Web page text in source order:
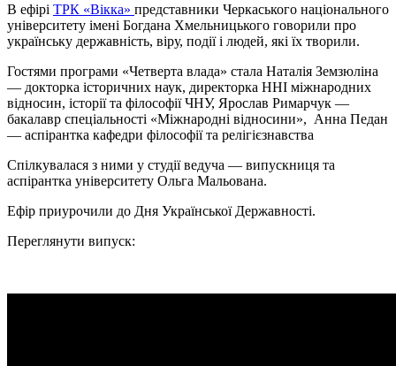
В ефірі ТРК «Вікка» представники Черкаського національного
університету імені Богдана Хмельницького говорили про
українську державність, віру, події і людей, які їх творили.
Гостями програми «Четверта влада» стала Наталія Земзюліна
— докторка історичних наук, директорка ННІ міжнародних
відносин, історії та філософії ЧНУ, Ярослав Римарчук —
бакалавр спеціальності «Міжнародні відносини», Анна Педан
— аспірантка кафедри філософії та релігієзнавства
Спілкувалася з ними у студії ведуча — випускниця та
аспірантка університету Ольга Мальована.
Ефір приурочили до Дня Української Державності.
Переглянути випуск: